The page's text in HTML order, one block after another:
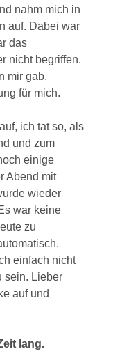
nahm mich in
auf. Dabei war
das
nicht begriffen.
mir gab,
für mich.
ich tat so, als
und zum
einige
Abend mit
wieder
war keine
zu
einfach nicht
sein. Lieber
auf und
lang.